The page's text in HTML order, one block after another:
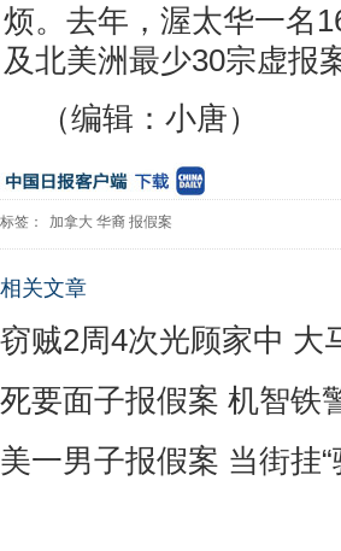
烦。去年，渥太华一名
及北美洲最少30宗虚报
（编辑：小唐）
标签： 加拿大 华裔 报假案
相关文章
窃贼2周4次光顾家中 大
死要面子报假案 机智铁
美一男子报假案 当街挂